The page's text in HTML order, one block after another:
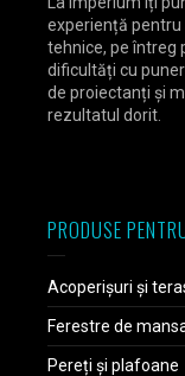
experiență
tehnice, pe întreg
dificultăți cu
de proiectanți și
rezultatul dorit.
PRODUSE
Acoperișuri și
Ferestre de
Pereți și plafoane